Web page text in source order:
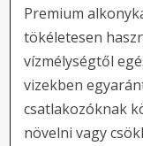
Premium
tökéletesen
vízmélységtől
vizekben
csatlakozóknak
növelni vagy